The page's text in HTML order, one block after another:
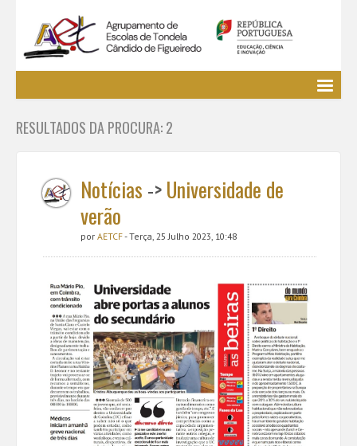
EE / Alunos
Bibliotecas
Media AETCF
Legislação
RESULTADOS DA PROCURA: 2
Notícias ->Universidade de
verão
por AETCF- Terça, 25 Julho 2023, 10:48